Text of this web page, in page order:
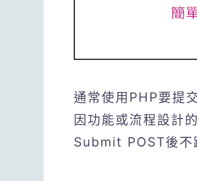
通常使用PHP要提
因功能或流程設計
Submit POST後不